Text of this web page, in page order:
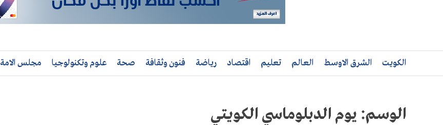
الكويت الشرق الاوسط العالم تعليم اقتصاد رياضة فنون وثقافة صحة علوم وتكنولوجيا مجلس الامة
الوسم: يوم الدبلوماسي الكويتي